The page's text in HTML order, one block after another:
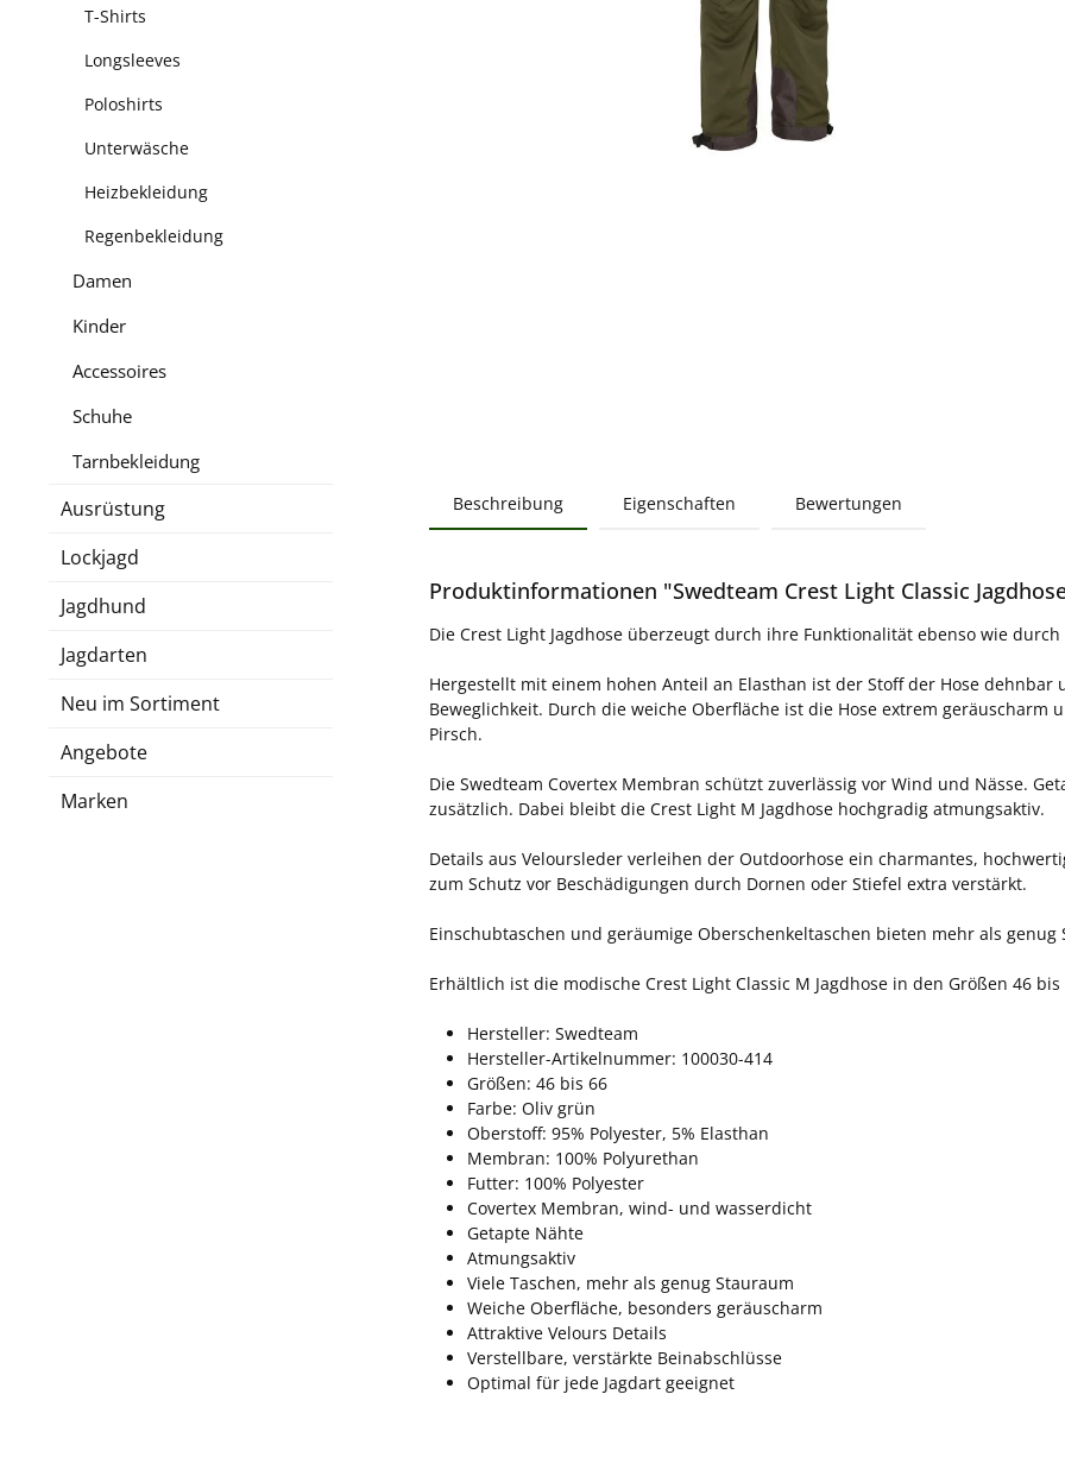
T-Shirts
Longsleeves
Poloshirts
Unterwäsche
Heizbekleidung
Regenbekleidung
Damen
Kinder
Accessoires
Schuhe
Tarnbekleidung
Ausrüstung
Lockjagd
Jagdhund
Jagdarten
Neu im Sortiment
Angebote
Marken
Beschreibung Eigenschaften Bewertungen
Produktinformationen "Swedteam Crest Light Classic
Die Crest Light Jagdhose überzeugt durch ihre Funktionalität ebenso wie
Hergestellt mit einem hohen Anteil an Elasthan ist der Stoff der Hose
Beweglichkeit. Durch die weiche Oberfläche ist die Hose extrem
Pirsch.
Die Swedteam Covertex Membran schützt zuverlässig vor Wind und Nässe.
zusätzlich. Dabei bleibt die Crest Light M Jagdhose hochgradig atmungsaktiv.
Details aus Veloursleder verleihen der Outdoorhose ein charmantes,
zum Schutz vor Beschädigungen durch Dornen oder Stiefel extra verstärkt.
Einschubtaschen und geräumige Oberschenkeltaschen bieten mehr als
Erhältlich ist die modische Crest Light Classic M Jagdhose in den Größen 46 bis
Hersteller: Swedteam
Hersteller-Artikelnummer: 100030-414
Größen: 46 bis 66
Farbe: Oliv grün
Oberstoff: 95% Polyester, 5% Elasthan
Membran: 100% Polyurethan
Futter: 100% Polyester
Covertex Membran, wind- und wasserdicht
Getapte Nähte
Atmungsaktiv
Viele Taschen, mehr als genug Stauraum
Weiche Oberfläche, besonders geräuscharm
Attraktive Velours Details
Verstellbare, verstärkte Beinabschlüsse
Optimal für jede Jagdart geeignet